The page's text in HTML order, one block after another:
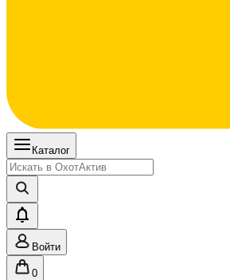
Каталог
Войти
0